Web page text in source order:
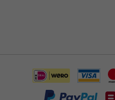
wat je nodig hebt. Dankzij onze
professioneel plaatsingsteam
Onze markeringen zijn ontworpen
duurzaamheid en veiligheid. We
instellingen en particulieren met
efficiënte en conforme